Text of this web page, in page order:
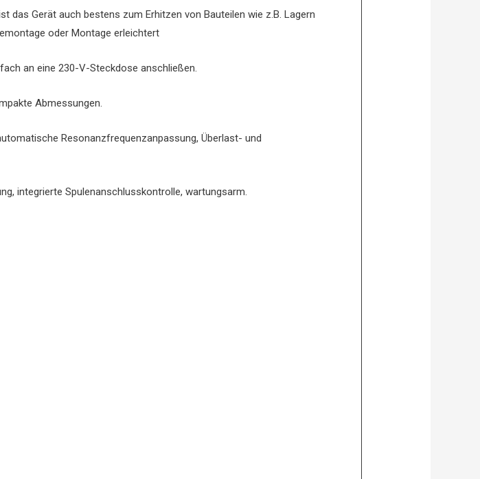
das Gerät auch bestens zum Erhitzen von Bauteilen wie z.B. Lagern
oder Montage erleichtert
an eine 230-V-Steckdose anschließen.
Abmessungen.
Resonanzfrequenzanpassung, Überlast- und
integrierte Spulenanschlusskontrolle, wartungsarm.